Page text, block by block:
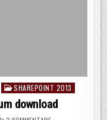
SHAREPOINT 2013
download